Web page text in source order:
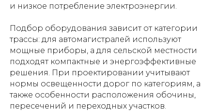
и низкое потребление электроэнергии.
Подбор оборудования зависит от категории
трассы: для автомагистралей используют
мощные приборы, а для сельской местности
подходят компактные и энергоэффективные
решения. При проектировании учитывают
нормы освещенности дорог по категориям, а
также особенности расположения обочины,
пересечений и переходных участков.